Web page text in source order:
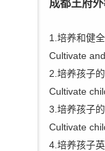
成都王府外
1.培养和健
Cultivate
2.培养孩子
Cultivate
3.培养孩子
Cultivate
4.培养孩子